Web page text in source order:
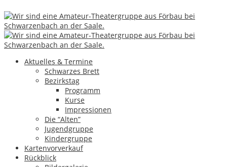
Aktuelles & Termine
Schwarzes Brett
Bezirkstag
Programm
Kurse
Impressionen
Die “Alten”
Jugendgruppe
Kindergruppe
Kartenvorverkauf
Rückblick
Images tagged "Generalprobe"